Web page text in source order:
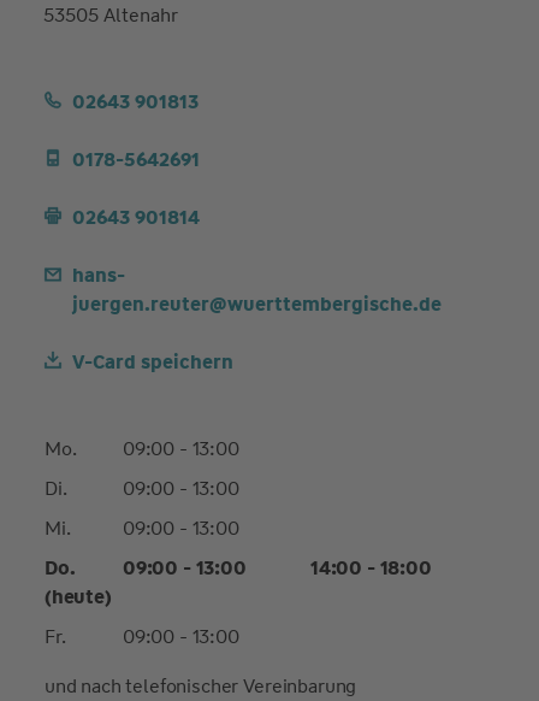
53505 Altenahr
02643 901813
0178-5642691
02643 901814
hans-
juergen.reuter@wuerttembergische.de
V-Card speichern
Mo.
09:00 - 13:00
Di.
09:00 - 13:00
Mi.
09:00 - 13:00
Do.
(heute)
09:00 - 13:00 14:00 - 18:00
Fr.
09:00 - 13:00
und nach telefonischer Vereinbarung